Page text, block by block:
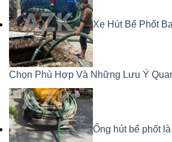
Xe Hút Bể Phốt
Chọn Phù Hợp Và Những Lưu Ý
Ống hút bể phốt